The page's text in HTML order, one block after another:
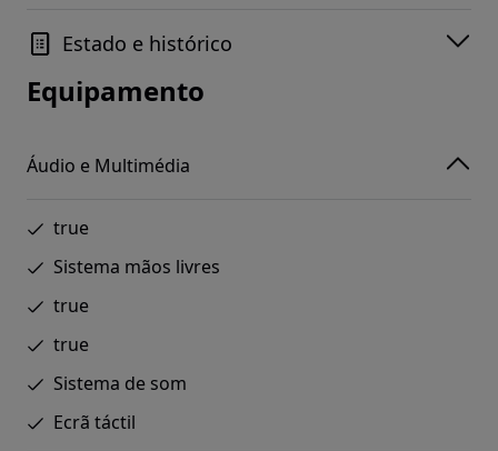
Estado e histórico
Equipamento
Áudio e Multimédia
true
Sistema mãos livres
true
true
Sistema de som
Ecrã táctil